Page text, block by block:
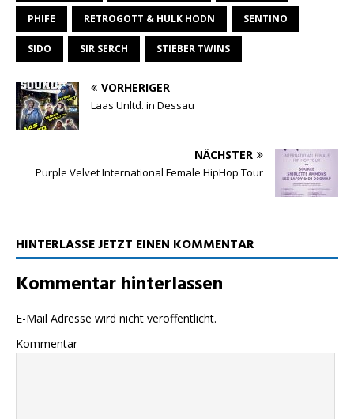
s
A
p
p
g
r
m
b
o
o
k
l
t
e
n
PHIFE RETROGOTT & HULK HODN SENTINO
SIDO SIR SERCH STIEBER TWINS
VORHERIGER
Laas Unltd. in Dessau
NÄCHSTER
Purple Velvet International Female HipHop Tour
HINTERLASSE JETZT EINEN KOMMENTAR
Kommentar hinterlassen
E-Mail Adresse wird nicht veröffentlicht.
Kommentar